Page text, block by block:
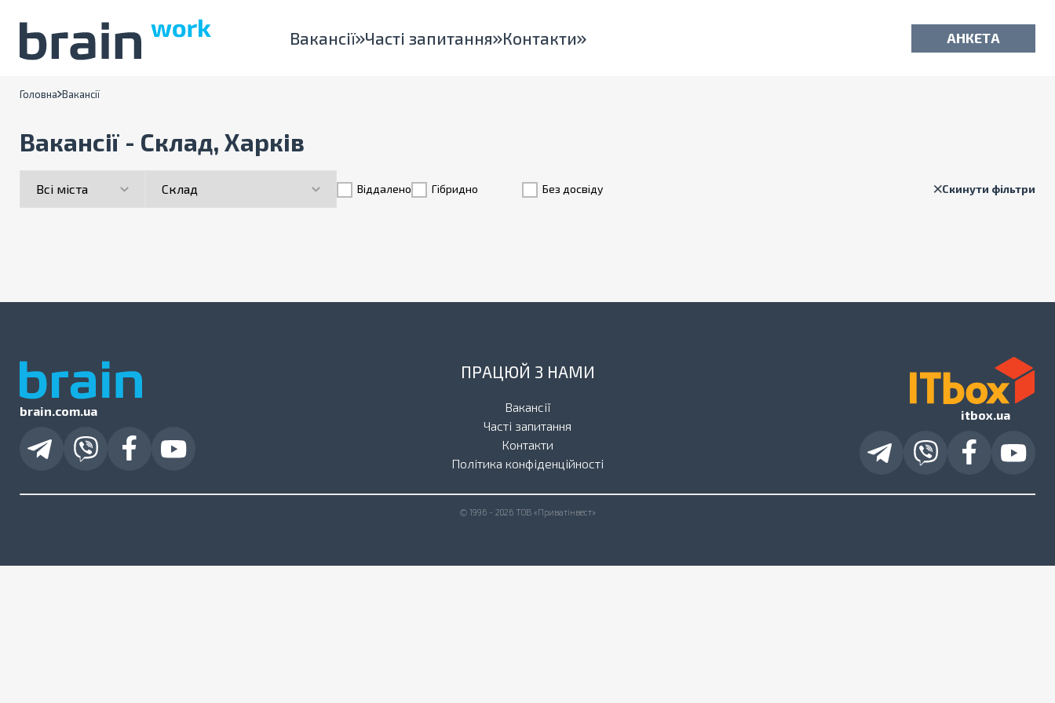
Вакансії Часті запитання Контакти АНКЕТА
Головна Вакансії
Вакансії - Склад, Харків
Віддалено Гiбридно Без досвіду Скинути фільтри
brain.com.ua
ПРАЦЮЙ З НАМИ
Вакансії
Часті запитання
Контакти
Політика конфіденційності
itbox.ua
© 1996 - 2026 ТОВ «Приватінвест»